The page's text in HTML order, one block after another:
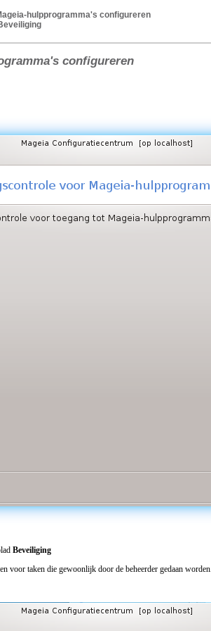
hulpprogramma's configureren
configureren
Beveiliging
voor taken die gewoonlijk door de beheerder gedaan worden.